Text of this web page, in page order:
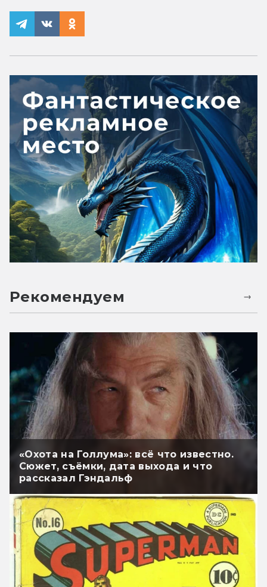
Рекомендуем
«Охота на Голлума»: всё что известно.
Сюжет, съёмки, дата выхода и что
рассказал Гэндальф